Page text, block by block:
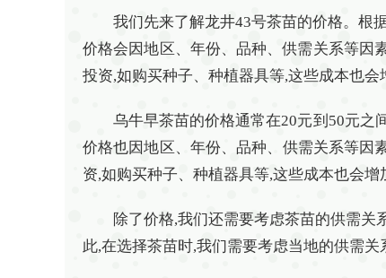
我们先来了解龙井43号茶苗的价格。根
价格会因地区、年份、品种、供需关系等因
投资,如购买种子、种植器具等,这些成本也会
乌牛早茶苗的价格通常在20元到50元之
价格也因地区、年份、品种、供需关系等因
资,如购买种子、种植器具等,这些成本也会增
除了价格,我们还需要考虑茶苗的供需关
此,在选择茶苗时,我们需要考虑当地的供需关